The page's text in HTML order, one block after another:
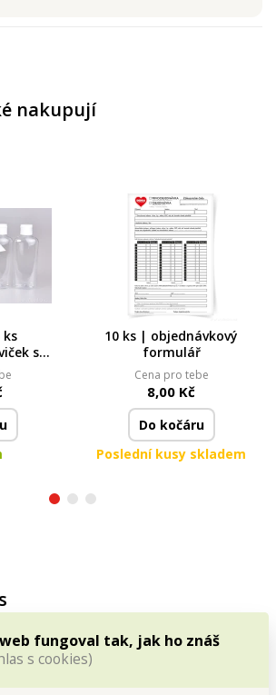
fungoval tak, jak ho znáš
s cookies)
nakupují
ks
se
| na
&
10 ks | objednávkový
formulář
Cena pro tebe
8,00 Kč
Do kočáru
Poslední kusy skladem
6
strana nalezneš v něm například
AGATA